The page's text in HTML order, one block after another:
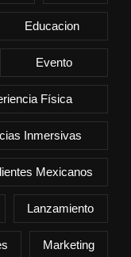
Educacion
Evento
Física
Inmersivas
Mexicanos
Lanzamiento
Marketing